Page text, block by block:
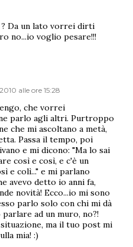
Da un lato vorrei dirti
no...io voglio pesare!!!
alle ore 15:28
che vorrei
parlo agli altri. Purtroppo
che mi ascoltano a metà,
Passa il tempo, poi
e mi dicono: "Ma lo sai
così e così, e c'è un
e colì..." e mi parlano
avevo detto io anni fa,
novità! Ecco...io mi sono
parlo solo con chi mi dà
ad un muro, no?!
ma il tuo post mi
mia! :)